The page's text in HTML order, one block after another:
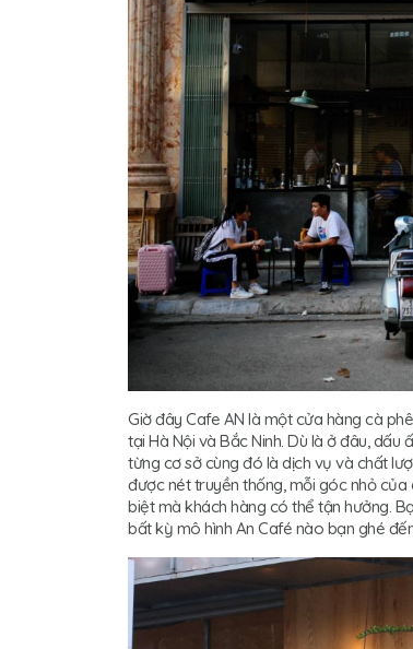
Giờ đây Cafe AN là một cửa hàng cà
tại Hà Nội và Bắc Ninh. Dù là ở đâu,
từng cơ sở cùng đó là dịch vụ và chất
được nét truyền thống, mỗi góc nhỏ
biệt mà khách hàng có thể tận hưởng.
bất kỳ mô hình An Café nào bạn ghé